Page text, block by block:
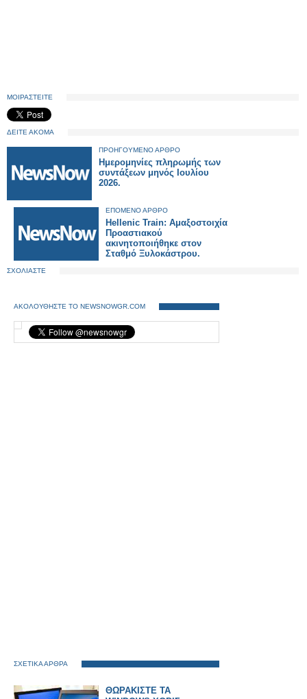
ΜΟΙΡΑΣΤΕΙΤΕ
ΔΕΙΤΕ ΑΚΟΜΑ
ΠΡΟΗΓΟΥΜΕΝΟ ΑΡΘΡΟ
Ημερομηνίες πληρωμής των
συντάξεων μηνός Ιουλίου
2026.
ΕΠΟΜΕΝΟ ΑΡΘΡΟ
Hellenic Train: Αμαξοστοιχία
Προαστιακού
ακινητοποιήθηκε στον
Σταθμό Ξυλοκάστρου.
ΣΧΟΛΙΑΣΤΕ
ΑΚΟΛΟΥΘΗΣΤΕ ΤΟ NEWSNOWGR.COM
ΣΧΕΤΙΚΑ ΑΡΘΡΑ
ΘΩΡΑΚΙΣΤΕ ΤΑ